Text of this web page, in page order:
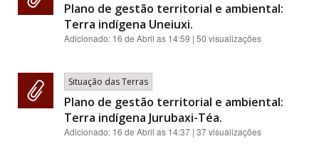
Plano de gestão territorial e ambiental:
Terra indígena Uneiuxi.
Adicionado: 16 de Abril as 14:59 | 50 visualizações
Situação das Terras
Plano de gestão territorial e ambiental:
Terra indígena Jurubaxi-Téa.
Adicionado: 16 de Abril as 14:37 | 37 visualizações